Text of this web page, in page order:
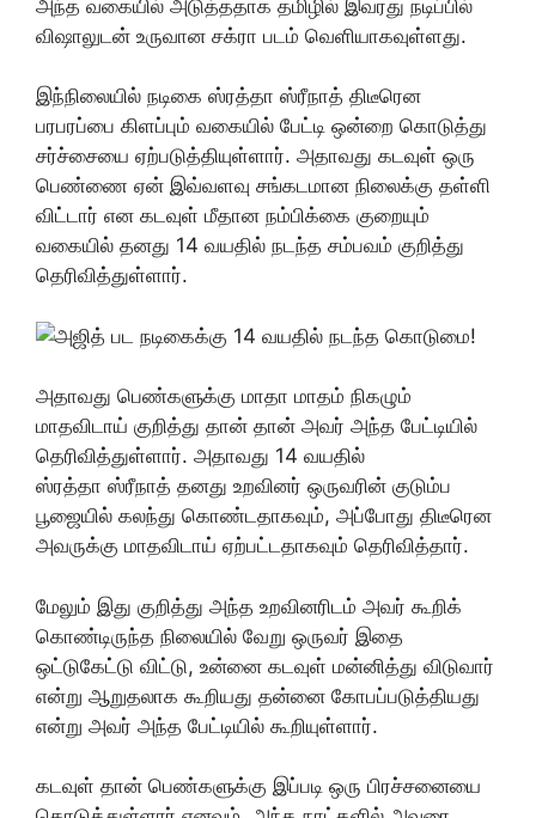
அந்த வகையில் அடுத்ததாக தமிழில் இவரது நடிப்பில்
விஷாலுடன் உருவான சக்ரா படம் வெளியாகவுள்ளது.
இந்நிலையில் நடிகை ஸ்ரத்தா ஸ்ரீநாத் திடீரென
பரபரப்பை கிளப்பும் வகையில் பேட்டி ஒன்றை கொடுத்து
சர்ச்சையை ஏற்படுத்தியுள்ளார். அதாவது கடவுள் ஒரு
பெண்ணை ஏன் இவ்வளவு சங்கடமான நிலைக்கு தள்ளி
விட்டார் என கடவுள் மீதான நம்பிக்கை குறையும்
வகையில் தனது 14 வயதில் நடந்த சம்பவம் குறித்து
தெரிவித்துள்ளார்.
அதாவது பெண்களுக்கு மாதா மாதம் நிகழும்
மாதவிடாய் குறித்து தான் தான் அவர் அந்த பேட்டியில்
தெரிவித்துள்ளார். அதாவது 14 வயதில்
ஸ்ரத்தா ஸ்ரீநாத் தனது உறவினர் ஒருவரின் குடும்ப
பூஜையில் கலந்து கொண்டதாகவும், அப்போது திடீரென
அவருக்கு மாதவிடாய் ஏற்பட்டதாகவும் தெரிவித்தார்.
மேலும் இது குறித்து அந்த உறவினரிடம் அவர் கூறிக்
கொண்டிருந்த நிலையில் வேறு ஒருவர் இதை
ஒட்டுகேட்டு விட்டு, உன்னை கடவுள் மன்னித்து விடுவார்
என்று ஆறுதலாக கூறியது தன்னை கோபப்படுத்தியது
என்று அவர் அந்த பேட்டியில் கூறியுள்ளார்.
கடவுள் தான் பெண்களுக்கு இப்படி ஒரு பிரச்சனையை